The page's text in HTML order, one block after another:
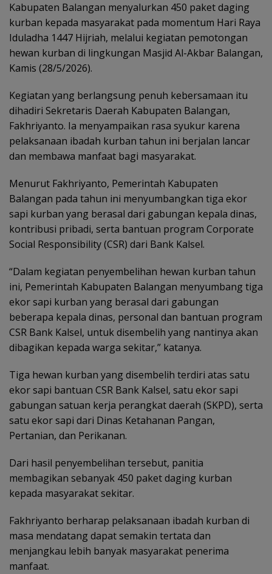
Kabupaten Balangan menyalurkan 450 paket daging
kurban kepada masyarakat pada momentum Hari Raya
Iduladha 1447 Hijriah, melalui kegiatan pemotongan
hewan kurban di lingkungan Masjid Al-Akbar Balangan,
Kamis (28/5/2026).
Kegiatan yang berlangsung penuh kebersamaan itu
dihadiri Sekretaris Daerah Kabupaten Balangan,
Fakhriyanto. Ia menyampaikan rasa syukur karena
pelaksanaan ibadah kurban tahun ini berjalan lancar
dan membawa manfaat bagi masyarakat.
Menurut Fakhriyanto, Pemerintah Kabupaten
Balangan pada tahun ini menyumbangkan tiga ekor
sapi kurban yang berasal dari gabungan kepala dinas,
kontribusi pribadi, serta bantuan program Corporate
Social Responsibility (CSR) dari Bank Kalsel.
“Dalam kegiatan penyembelihan hewan kurban tahun
ini, Pemerintah Kabupaten Balangan menyumbang tiga
ekor sapi kurban yang berasal dari gabungan
beberapa kepala dinas, personal dan bantuan program
CSR Bank Kalsel, untuk disembelih yang nantinya akan
dibagikan kepada warga sekitar,” katanya.
Tiga hewan kurban yang disembelih terdiri atas satu
ekor sapi bantuan CSR Bank Kalsel, satu ekor sapi
gabungan satuan kerja perangkat daerah (SKPD), serta
satu ekor sapi dari Dinas Ketahanan Pangan,
Pertanian, dan Perikanan.
Dari hasil penyembelihan tersebut, panitia
membagikan sebanyak 450 paket daging kurban
kepada masyarakat sekitar.
Fakhriyanto berharap pelaksanaan ibadah kurban di
masa mendatang dapat semakin tertata dan
menjangkau lebih banyak masyarakat penerima
manfaat.